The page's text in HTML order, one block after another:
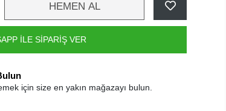
HEMEN AL
İLE SİPARİŞ VER
için size en yakın mağazayı bulun.